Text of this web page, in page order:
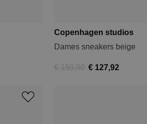
Copenhagen studios
Dames sneakers beige
€ 159,90 € 127,92